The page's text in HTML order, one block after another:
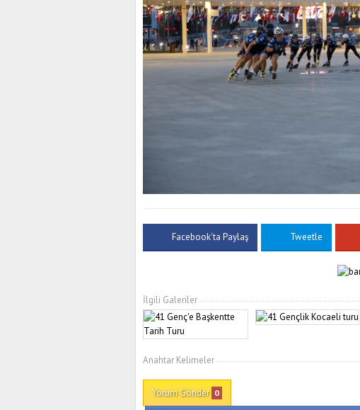
Facebook'ta Paylaş Tweetle
İlgili Galeriler
Anahtar Kelimeler
Yorum Gönder 0